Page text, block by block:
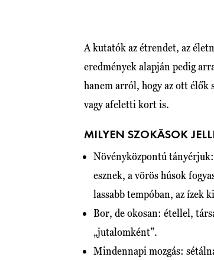
A kutatók az étrendet, az
eredmények alapján pedig
hanem arról, hogy az ott
vagy afeletti kort is.
MILYEN SZOKÁSOK
Növényközpontú
esznek, a vörös húsok
lassabb tempóban, az ízek
Bor, de okosan: étellel,
„jutalomként”.
Mindennapi mozgás: